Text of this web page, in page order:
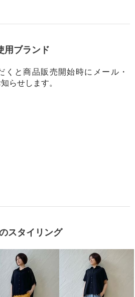
用ブランド
くと商品販売開始時にメール・
らせします。
スタイリング